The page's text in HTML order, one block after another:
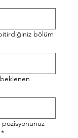
bölüm
beklenen
*